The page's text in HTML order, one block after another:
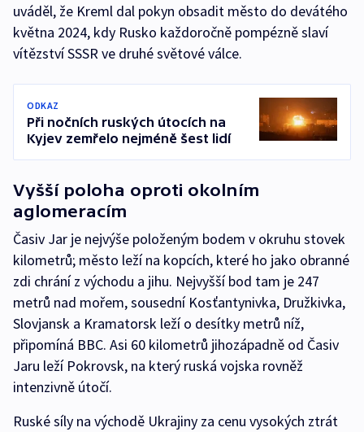
uváděl, že Kreml dal pokyn obsadit město do devátého
května 2024, kdy Rusko každoročně pompézně slaví
vítězství SSSR ve druhé světové válce.
ODKAZ
Při nočních ruských útocích na
Kyjev zemřelo nejméně šest lidí
Vyšší poloha oproti okolním
aglomeracím
Časiv Jar je nejvýše položeným bodem v okruhu stovek
kilometrů; město leží na kopcích, které ho jako obranné
zdi chrání z východu a jihu. Nejvyšší bod tam je 247
metrů nad mořem, sousední Kosťantynivka, Družkivka,
Slovjansk a Kramatorsk leží o desítky metrů níž,
připomíná BBC. Asi 60 kilometrů jihozápadně od Časiv
Jaru leží Pokrovsk, na který ruská vojska rovněž
intenzivně útočí.
Ruské síly na východě Ukrajiny za cenu vysokých ztrát